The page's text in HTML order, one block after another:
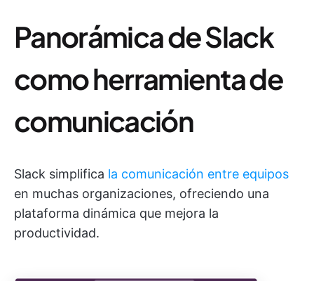
Panorámica de Slack
como herramienta de
comunicación
Slack simplifica la comunicación entre equipos
en muchas organizaciones, ofreciendo una
plataforma dinámica que mejora la
productividad.